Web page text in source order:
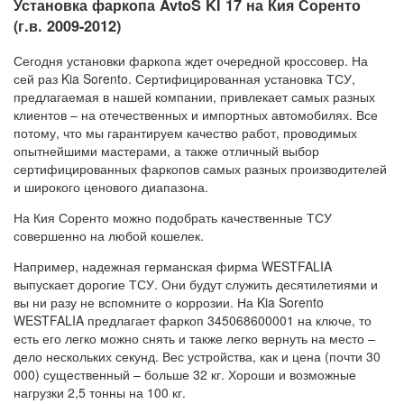
Установка фаркопа AvtoS KI 17 на Кия Соренто
(г.в. 2009-2012)
Сегодня установки фаркопа ждет очередной кроссовер. На
сей раз Kia Sorento. Сертифицированная установка ТСУ,
предлагаемая в нашей компании, привлекает самых разных
клиентов – на отечественных и импортных автомобилях. Все
потому, что мы гарантируем качество работ, проводимых
опытнейшими мастерами, а также отличный выбор
сертифицированных фаркопов самых разных производителей
и широкого ценового диапазона.
На Кия Соренто можно подобрать качественные ТСУ
совершенно на любой кошелек.
Например, надежная германская фирма WESTFALIA
выпускает дорогие ТСУ. Они будут служить десятилетиями и
вы ни разу не вспомните о коррозии. На Kia Sorento
WESTFALIA предлагает фаркоп 345068600001 на ключе, то
есть его легко можно снять и также легко вернуть на место –
дело нескольких секунд. Вес устройства, как и цена (почти 30
000) существенный – больше 32 кг. Хороши и возможные
нагрузки 2,5 тонны на 100 кг.